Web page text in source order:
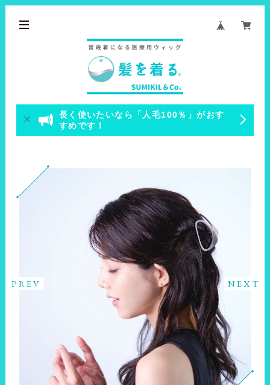
長く使いたいなら「人毛100％」がおす
すめです！
PREV NEXT